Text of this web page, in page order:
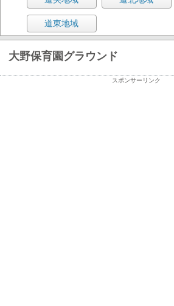
道東地域
大野保育園グラウンド
スポンサーリンク